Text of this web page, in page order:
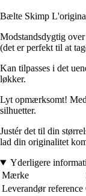
Bælte Skimp
Modstandsdygtig
(det er perfekt til at
Kan tilpasses i det
løkker.
Lyt opmærksomt!
silhuetter.
Justér det til din
lad din originalitet
Yderligere
Mærke
Leverandør reference